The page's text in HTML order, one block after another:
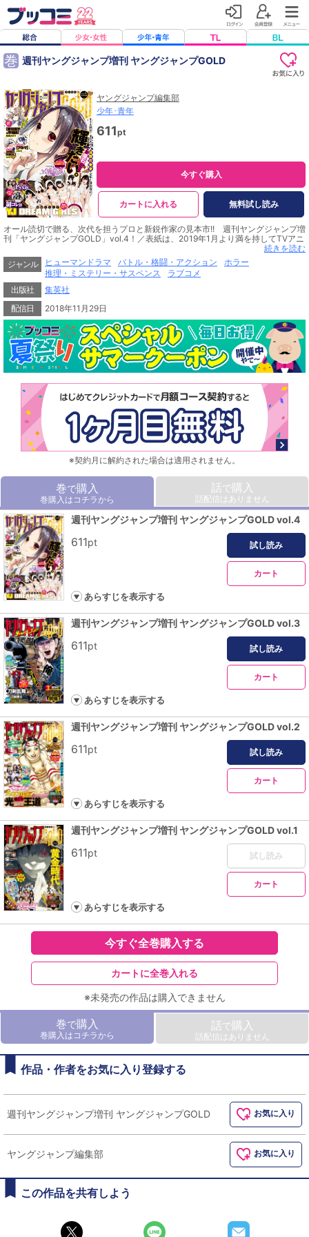
巻 週刊ヤングジャンプ増刊 ヤングジャンプGOLD
ヤングジャンプ編集部
少年･青年
611pt
今すぐ購入
カートに入れる 無料試し読み
オール読切で贈る、次代を担うプロと新鋭作家の見本市!! 週刊ヤングジャンプ増
刊「ヤングジャンプGOLD」vol.4！／表紙は、2019年1月より満を持してTVアニ
メ放送スタートの『かぐや様は告らせたい～天才たちの恋愛頭脳戦～』（赤坂ア
カ）！ TVアニメ化を記念して『かぐや様』を大特集！ アニメ特集記事掲載＆
デジタル版では担当編集オススメの第11話、第21話、第30話の傑作エピソードを
再録！／巻頭グラビアはグラビア界騒然のYJ DREAM GiRLS!! 超かわいい6人が
揃い踏みの超豪華グラビアです！ デジタル版ではさらに大ボリュームに紙では
載せきれなかった未公開カットを公開！／巻頭カラーは『源君物語』作者史上最
長の新作読切！ 10年ぶりに再会した幼馴染の秘密とは…？ 『音切躁子の幸福
論』（稲葉みのり）／各誌で活躍中の実力派作家がYJGに集結！ 『やわらかヴ
ィランズ』（野澤ゆき子）＆『アルマ』（三都慎司）＆『サーヴァントタイム』
（かぐらひより）＆『オカルト先輩曰く、』（さかなこうじ）／シンマン賞佳作
以上受賞の気鋭作家による新作読切も多数掲載！ 次にYJ本誌で連載を獲得する
作家はこの中から登場する!? さらにデジタル版では、第3回ゴールデンエッグG
Pで優勝を果たした『Shape Shifter's Sweetheart』（岩井トーキ）をアンコール
掲載!!／もちろん、新人による読切も盛りだくさん！ 次のスターはここから生ま
れる！／巻末グラビアは2本立て！ 話題の美少女声優ユニット「Pyxis（ピクシ
ス）」＆これが青春の輝き「制コレ18」が本誌掲載時の超反響によりYJGにもア
ンコール登場！ その輝きをご覧あれ！／vol.4もデジタル版は800ページ以上の
超ボリューム！ キミのお気に入りはきっとここで見つけられる！
続きを読む
ジャンル
ヒューマンドラマ バトル・格闘・アクション
ホラー
推理・ミステリー・サスペンス
ラブコメ
出版社
集英社
配信日
2018年11月29日
※契約月に解約された場合は適用されません。
巻で購入
巻購入はコチラから
話で購入
話配信はありません
週刊ヤングジャンプ増刊 ヤングジャンプGOLD vol.4
611pt 試し読み
カート
あらすじを表示する
週刊ヤングジャンプ増刊 ヤングジャンプGOLD vol.3
611pt 試し読み
カート
あらすじを表示する
週刊ヤングジャンプ増刊 ヤングジャンプGOLD vol.2
611pt 試し読み
カート
あらすじを表示する
週刊ヤングジャンプ増刊 ヤングジャンプGOLD vol.1
611pt 試し読み
カート
あらすじを表示する
今すぐ全巻購入する
カートに全巻入れる
※未発売の作品は購入できません
巻で購入
巻購入はコチラから
話で購入
話配信はありません
作品・作者をお気に入り登録する
週刊ヤングジャンプ増刊 ヤングジャンプGOLD お気に入り
ヤングジャンプ編集部 お気に入り
この作品を共有しよう